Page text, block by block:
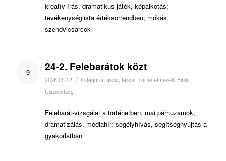
kreatív írás, dramatikus játék, képalkotás;
tevékenységlista értéksorrendben; mókás
szendvicsarcok
9 24-2. Felebarátok közt
2026.05.12. / Kategória: alsós, felsős, Történetmesélő Biblia
Újszövetség
Felebarát-vizsgálat a történetben; mai párhuzamok,
dramatizálás, médiahír; segélyhívás, segítségnyújtás a
gyakorlatban